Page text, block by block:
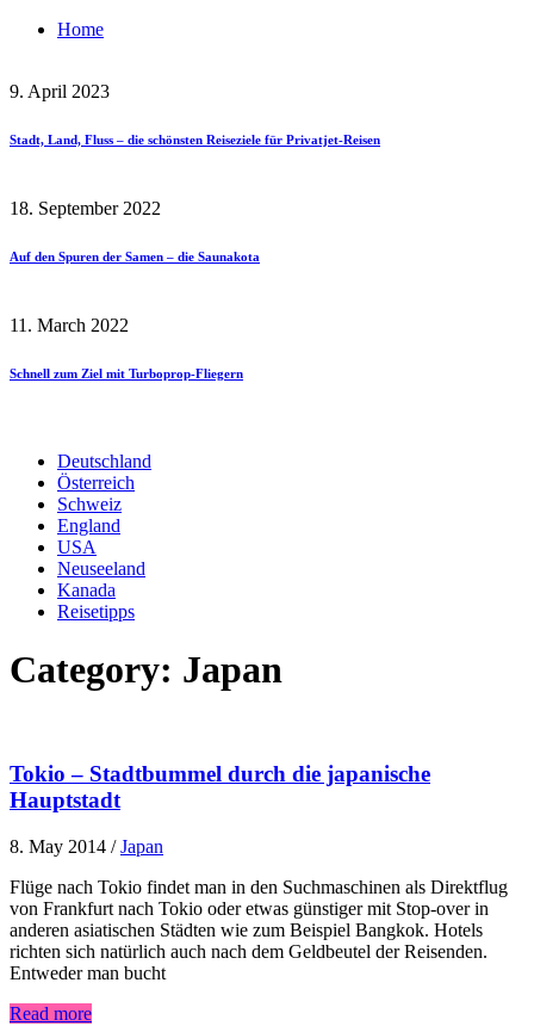
Home
9. April 2023
Stadt, Land, Fluss – die schönsten Reiseziele für Privatjet-Reisen
18. September 2022
Auf den Spuren der Samen – die Saunakota
11. March 2022
Schnell zum Ziel mit Turboprop-Fliegern
Deutschland
Österreich
Schweiz
England
USA
Neuseeland
Kanada
Reisetipps
Category: Japan
Tokio – Stadtbummel durch die japanische
Hauptstadt
8. May 2014 / Japan
Flüge nach Tokio findet man in den Suchmaschinen als Direktflug
von Frankfurt nach Tokio oder etwas günstiger mit Stop-over in
anderen asiatischen Städten wie zum Beispiel Bangkok. Hotels
richten sich natürlich auch nach dem Geldbeutel der Reisenden.
Entweder man bucht
Read more